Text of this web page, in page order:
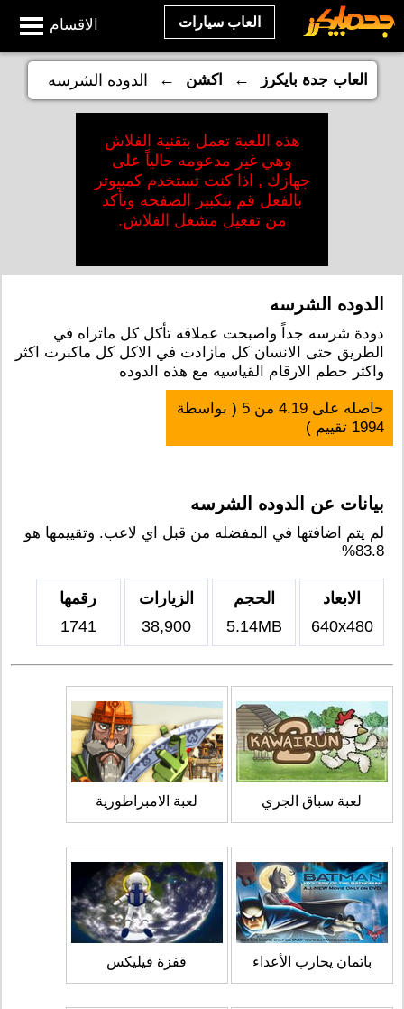
الاقسام العاب سيارات
العاب جدة بايكرز ← اكشن ← الدوده الشرسه
هذه اللعبة تعمل بتقنية الفلاش
وهي غير مدعومه حالياً على
جهازك , اذا كنت تستخدم كمبيوتر
بالفعل قم بتكبير الصفحه وتأكد
من تفعيل مشغل الفلاش.
الدوده الشرسه
دودة شرسه جداً واصبحت عملاقه تأكل كل ماتراه في
الطريق حتى الانسان كل مازادت في الاكل كل ماكبرت اكثر
واكثر حطم الارقام القياسيه مع هذه الدوده
حاصله على4.19 من5 ( بواسطة
1994 تقييم )
بيانات عن الدوده الشرسه
لم يتم اضافتها في المفضله من قبل اي لاعب. وتقييمها هو
83.8%
الابعاد
640x480
الحجم
5.14MB
الزيارات
38,900
رقمها
1741
لعبة سباق الجري لعبة الامبراطورية
باتمان يحارب الأعداء قفزة فيليكس